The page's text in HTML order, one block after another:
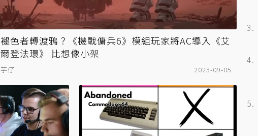
褪色者轉渡鴉？《機戰傭兵6》模組玩家將AC導入《艾
爾登法環》 比想像小架
芋仔 2023-09-05